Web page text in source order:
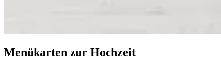
Menükarten zur Hochzeit